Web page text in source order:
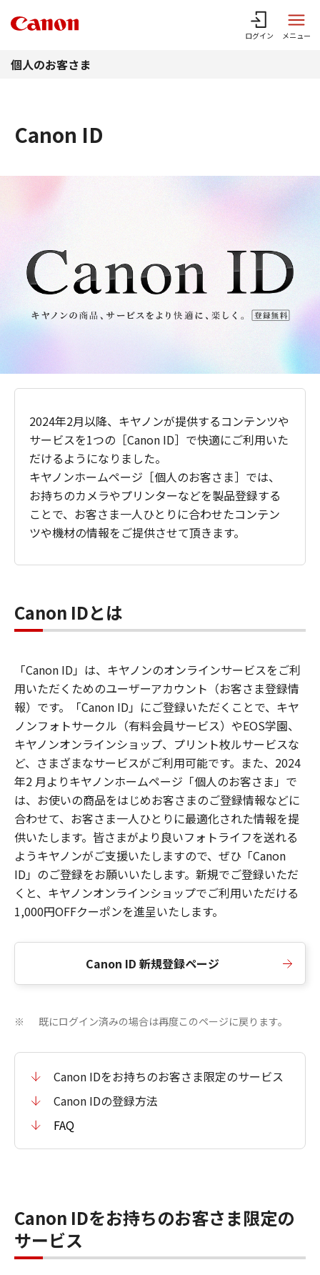
ログイン メニュー
個人のお客さま
Canon ID
2024年2月以降、キヤノンが提供するコンテンツや
サービスを1つの［Canon ID］で快適にご利用いた
だけるようになりました。
キヤノンホームページ［個人のお客さま］では、
お持ちのカメラやプリンターなどを製品登録する
ことで、お客さま一人ひとりに合わせたコンテン
ツや機材の情報をご提供させて頂きます。
Canon IDとは
「Canon ID」は、キヤノンのオンラインサービスをご利
用いただくためのユーザーアカウント（お客さま登録情
報）です。「Canon ID」にご登録いただくことで、キヤ
ノンフォトサークル（有料会員サービス）やEOS学園、
キヤノンオンラインショップ、プリント枚ルサービスな
ど、さまざまなサービスがご利用可能です。また、2024
年2 月よりキヤノンホームページ「個人のお客さま」で
は、お使いの商品をはじめお客さまのご登録情報などに
合わせて、お客さま一人ひとりに最適化された情報を提
供いたします。皆さまがより良いフォトライフを送れる
ようキヤノンがご支援いたしますので、ぜひ「Canon
ID」のご登録をお願いいたします。新規でご登録いただ
くと、キヤノンオンラインショップでご利用いただける
1,000円OFFクーポンを進呈いたします。
Canon ID 新規登録ページ
※ 既にログイン済みの場合は再度このページに戻ります。
Canon IDをお持ちのお客さま限定のサービス
Canon IDの登録方法
FAQ
Canon IDをお持ちのお客さま限定の
サービス